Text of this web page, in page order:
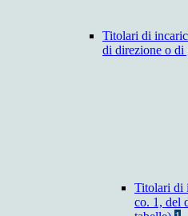
Titolari di
di direzione o di
Titolari di
co. 1, del